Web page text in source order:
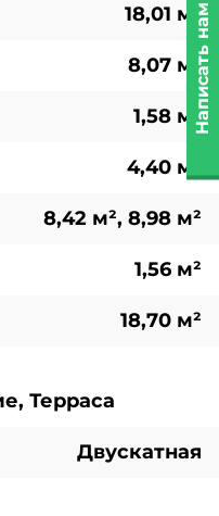
18,01 м²
8,07 м²
1,58 м²
4,40 м²
8,42 м², 8,98 м²
1,56 м²
18,70 м²
Терраса
Двускатная
Написать нам